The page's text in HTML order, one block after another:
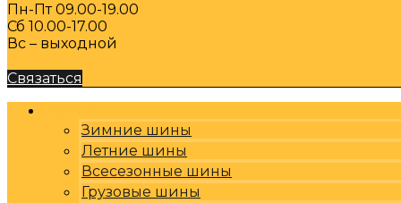
Пн-Пт 09.00-19.00
Сб 10.00-17.00
Вс – выходной
Связаться
Зимние шины
Летние шины
Всесезонные шины
Грузовые шины